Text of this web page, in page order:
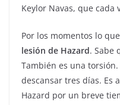
Keylor Navas, que cada
Por los momentos lo
lesión de Hazard. Sabe
También es una
descansar tres días. Es
Hazard por un breve